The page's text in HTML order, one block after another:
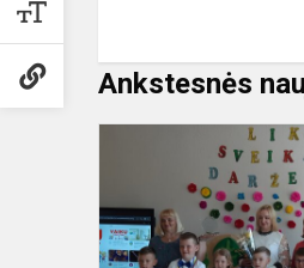
Ankstesnės